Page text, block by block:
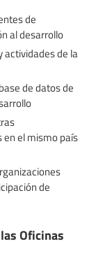
de
al desarrollo
de la
de datos de
el mismo país
de
Oficinas